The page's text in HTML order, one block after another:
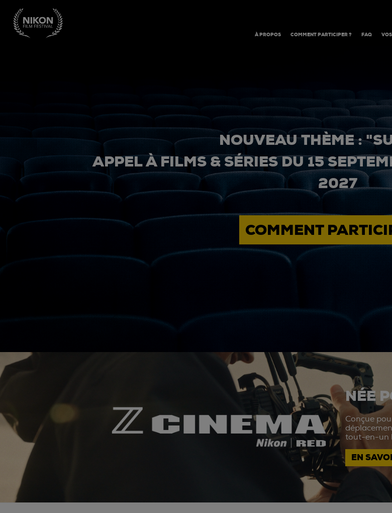
À PROPOS COMMENT PARTICIPER ? FAQ
NOUVEAU THÈME :
APPEL À FILMS & SÉRIES DU 15
2027
COMMENT
NÉE
Conçue
tout-en-un
EN